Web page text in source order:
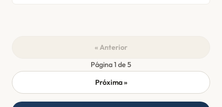
« Anterior
Página 1 de 5
Próxima »